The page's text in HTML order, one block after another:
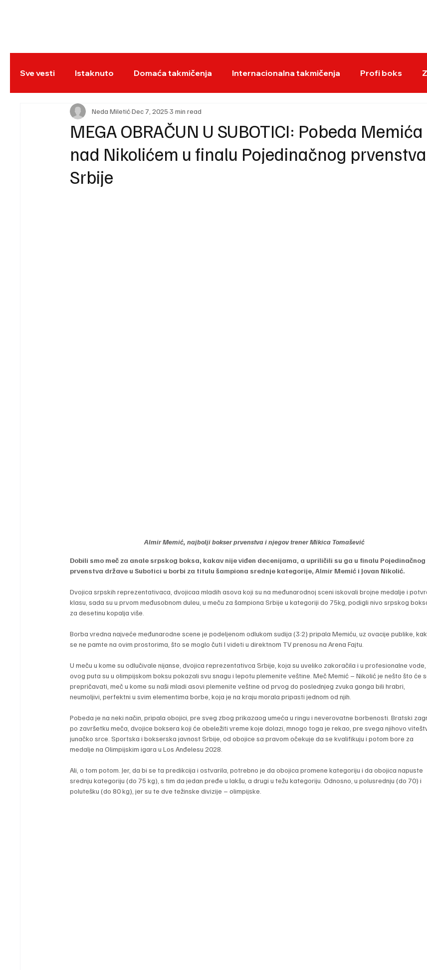
BOKS
REC
Sve vesti Istaknuto Domaća takmičenja Internacionalna takmičenja Profi boks
MEGA OBRAČUN U SUBOTICI: Pobeda Memića
nad Nikolićem u finalu Pojedinačnog prvenstva
Srbije
Neda MiletićDec 7, 2025 3 min read
Almir Memić, najbolji bokser prvenstva i njegov trener Mikica Tomašević
Dobili smo meč za anale srpskog boksa, kakav nije viđen decenijama, a upriličili su ga u finalu Pojedinačnog
prvenstva države u Subotici u borbi za titulu šampiona srednje kategorije, Almir Memić i Jovan Nikolić.
Dvojica srpskih reprezentativaca, dvojicaa mladih asova koji su na međunarodnoj sceni iskovali brojne medalje i
klasu, sada su u prvom međusobnom duleu, u meču za šampiona Srbije u kategoriji do 75kg, podigli nivo srpskog
za desetinu kopalja više.
Borba vredna najveće međunarodne scene je podeljenom odlukom sudija (3:2) pripala Memiću, uz ovacije publike,
se ne pamte na ovim prostorima, što se moglo čuti I videti u direktnom TV prenosu na Arena Fajtu.
U meču u kome su odlučivale nijanse, dvojica reprezentativca Srbije, koja su uveliko zakoračila i u profesionalne vode,
ovog puta su u olimpijskom boksu pokazali svu snagu i lepotu plemenite veštine. Meč Memić – Nikolić je nešto što će
prepričavati, meč u kome su naši mladi asovi plemenite veštine od prvog do poslednjeg zvuka gonga bili hrabri,
neumoljivi, perfektni u svim elementima borbe, koja je na kraju morala pripasti jednom od njih.
Pobeda je na neki način, pripala obojici, pre sveg zbog prikazaog umeća u ringu i neverovatne borbenosti. Bratski
po završetku meča, dvojice boksera koji će obeležiti vreme koje dolazi, mnogo toga je rekao, pre svega njihovo
junačko srce. Sportska i bokserska javnost Srbije, od obojice sa pravom očekuje da se kvalifikuju i potom bore za
medalje na Olimpijskim igara u Los Anđelesu 2028.
Ali, o tom potom. Jer, da bi se ta predikcija i ostvarila, potrebno je da obojica promene kategoriju i da obojica napuste
srednju kategoriju (do 75 kg), s tim da jedan pređe u lakšu, a drugi u težu kategoriju. Odnosno, u polusrednju (do 70) i
polutešku (do 80 kg), jer su te dve težinske divizije – olimpijske.